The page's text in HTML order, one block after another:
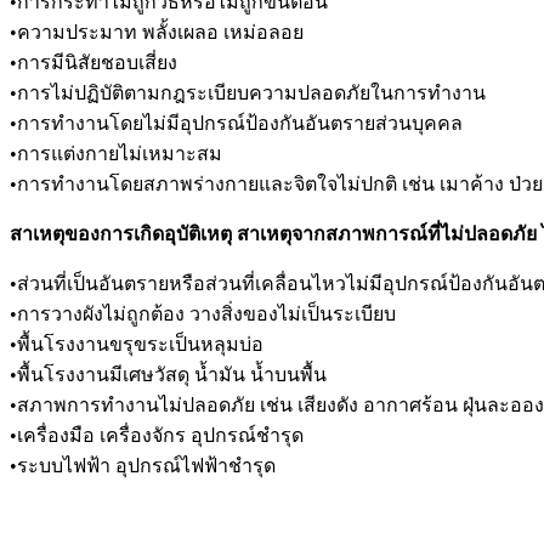
•ความประมาท พลั้งเผลอ เหม่อลอย
•การมีนิสัยชอบเสี่ยง
•การไม่ปฏิบัติตามกฎระเบียบความปลอดภัยในการทํางาน
•การทํางานโดยไม่มีอุปกรณ์ป้องกันอันตรายส่วนบุคคล
•การแต่งกายไม่เหมาะสม
•การทํางานโดยสภาพร่างกายและจิตใจไม่ปกติ เช่น เมาค้าง ป่วย
สาเหตุของการเกิดอุบัติเหตุ สาเหตุจากสภาพการณ์ที่ไม่ปลอดภัย
•ส่วนที่เป็นอันตรายหรือส่วนที่เคลื่อนไหวไม่มีอุปกรณ์ป้องกันอัน
•การวางผังไม่ถูกต้อง วางสิ่งของไม่เป็นระเบียบ
•พื้นโรงงานขรุขระเป็นหลุมบ่อ
•พื้นโรงงานมีเศษวัสดุ น้ำมัน น้ำบนพื้น
•สภาพการทํางานไม่ปลอดภัย เช่น เสียงดัง อากาศร้อน ฝุ่นละออง
•เครื่องมือ เครื่องจักร อุปกรณ์ชํารุด
•ระบบไฟฟ้า อุปกรณ์ไฟฟ้าชํารุด